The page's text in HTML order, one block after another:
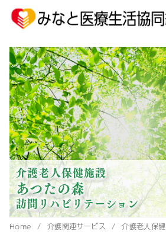
介護老人保健施設
あつたの森
訪問リハビリテーション
Home 介護関連サービス 介護老人保健施設